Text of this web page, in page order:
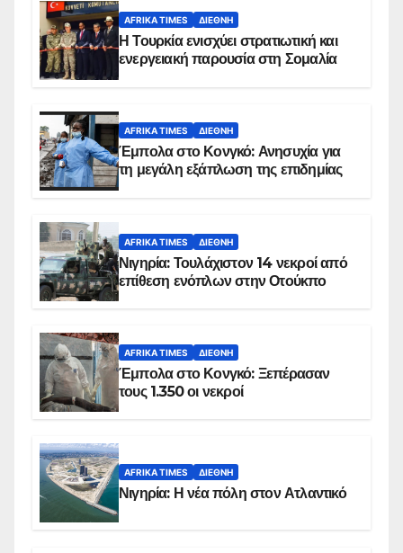
AFRIKA TIMES ΔΙΕΘΝΉ
Η Τουρκία ενισχύει στρατιωτική και
ενεργειακή παρουσία στη Σομαλία
AFRIKA TIMES ΔΙΕΘΝΉ
Έμπολα στο Κονγκό: Ανησυχία για
τη μεγάλη εξάπλωση της επιδημίας
AFRIKA TIMES ΔΙΕΘΝΉ
Νιγηρία: Τουλάχιστον 14 νεκροί από
επίθεση ενόπλων στην Οτούκπο
AFRIKA TIMES ΔΙΕΘΝΉ
Έμπολα στο Κονγκό: Ξεπέρασαν
τους 1.350 οι νεκροί
AFRIKA TIMES ΔΙΕΘΝΉ
Νιγηρία: Η νέα πόλη στον Ατλαντικό